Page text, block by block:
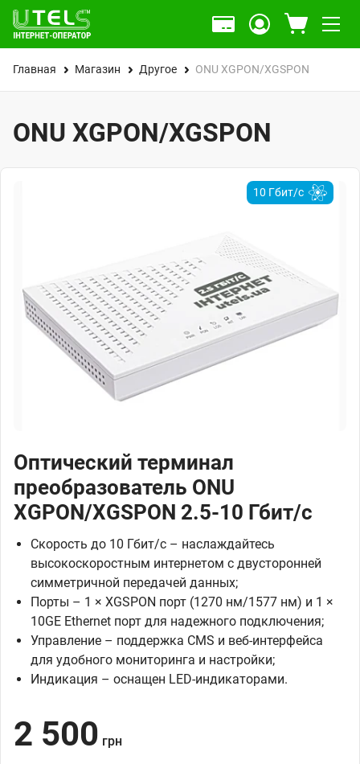
Главная Магазин Другое ONU XGPON/XGSPON
ONU XGPON/XGSPON
10 Гбит/c
Оптический терминал
преобразователь ONU
XGPON/XGSPON 2.5-10 Гбит/с
Скорость до 10 Гбит/с – наслаждайтесь
высокоскоростным интернетом с двусторонней
симметричной передачей данных;
Порты – 1 × XGSPON порт (1270 нм/1577 нм) и 1 ×
10GE Ethernet порт для надежного подключения;
Управление – поддержка CMS и веб-интерфейса
для удобного мониторинга и настройки;
Индикация – оснащен LED-индикаторами.
2 500 грн